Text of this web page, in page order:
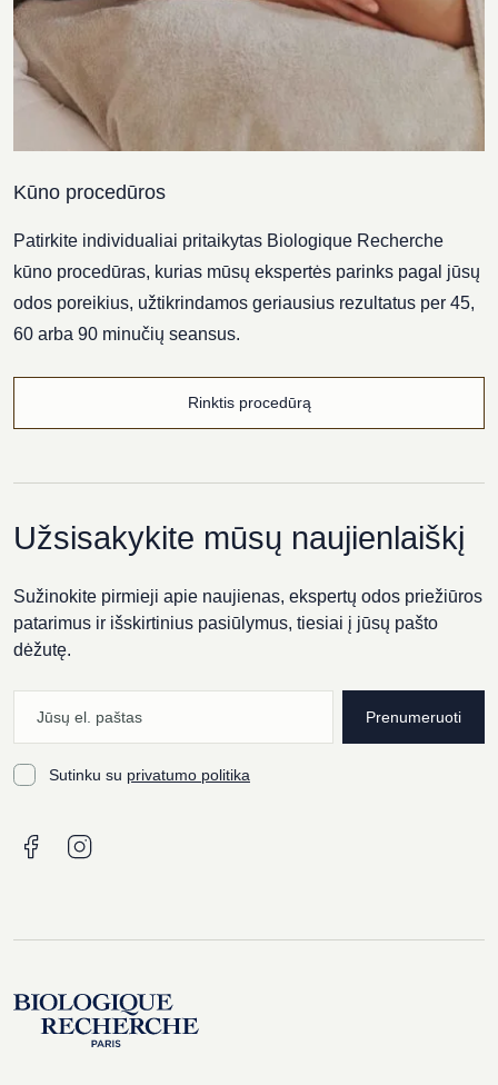
Kūno procedūros
Patirkite individualiai pritaikytas Biologique Recherche
kūno procedūras, kurias mūsų ekspertės parinks pagal jūsų
odos poreikius, užtikrindamos geriausius rezultatus per 45,
60 arba 90 minučių seansus.
Rinktis procedūrą
Užsisakykite mūsų naujienlaiškį
Sužinokite pirmieji apie naujienas, ekspertų odos priežiūros
patarimus ir išskirtinius pasiūlymus, tiesiai į jūsų pašto
dėžutę.
Prenumeruoti
Sutinku su privatumo politika